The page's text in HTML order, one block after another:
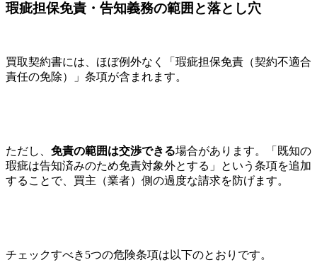
瑕疵担保免責・告知義務の範囲と落とし穴
買取契約書には、ほぼ例外なく「瑕疵担保免責（契約不適合
責任の免除）」条項が含まれます。
ただし、 免責の範囲は交渉できる場合があります。「既知の
瑕疵は告知済みのため免責対象外とする」という条項を追加
することで、買主（業者）側の過度な請求を防げます。
チェックすべき5つの危険条項は以下のとおりです。